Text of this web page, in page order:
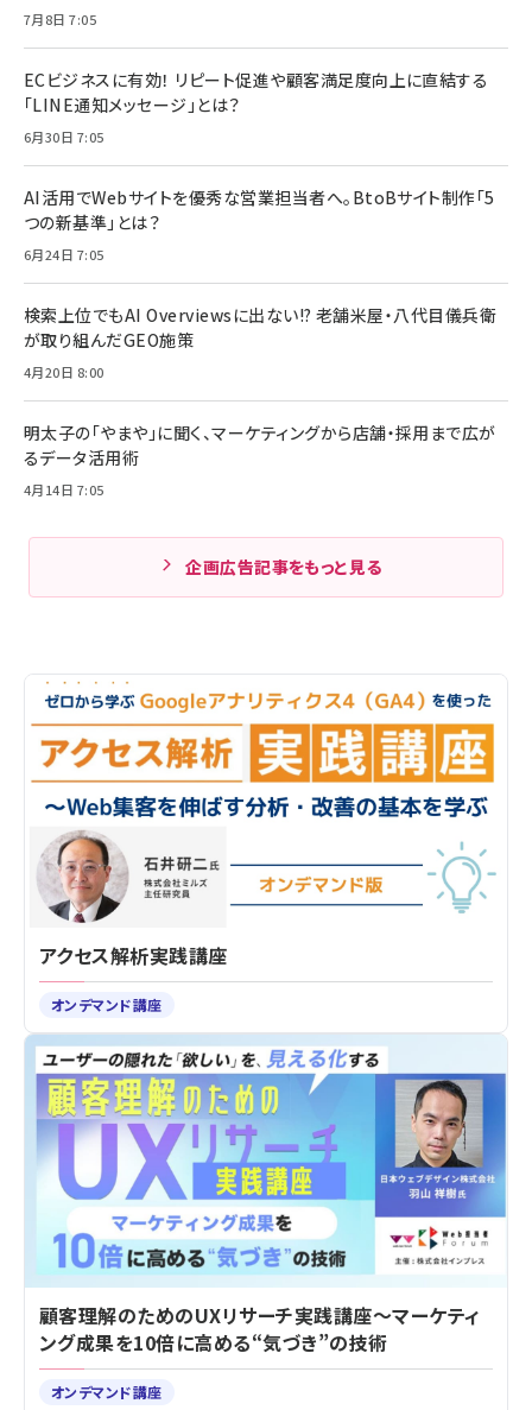
7月8日 7:05
ECビジネスに有効！ リピート促進や顧客満足度向上に直結する
「LINE通知メッセージ」とは？
6月30日 7:05
AI活用でWebサイトを優秀な営業担当者へ。BtoBサイト制作「5
つの新基準」とは？
6月24日 7:05
検索上位でもAI Overviewsに出ない!? 老舗米屋・八代目儀兵衛
が取り組んだGEO施策
4月20日 8:00
明太子の「やまや」に聞く、マーケティングから店舗・採用まで広が
るデータ活用術
4月14日 7:05
企画広告記事をもっと見る
アクセス解析実践講座
オンデマンド講座
顧客理解のためのUXリサーチ実践講座～マーケティ
ング成果を10倍に高める“気づき”の技術
オンデマンド講座